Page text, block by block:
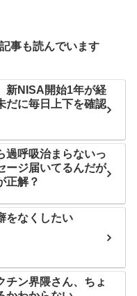
事も読んでいます
新NISA開始1年が経
だに毎日上下を確認
過呼吸治まらないっ
ージ届いてるんだが
正解？
をなくしたい
チン界隈さん、ちょ